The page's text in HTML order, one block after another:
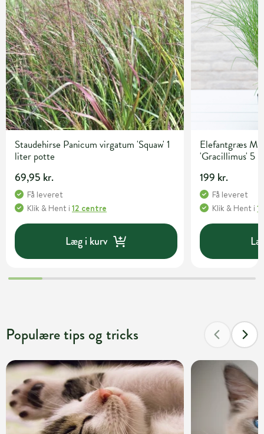
Staudehirse Panicum virgatum 'Squaw' 1
liter potte
69,95 kr.
Få leveret
Klik & Hent i 12 centre
Læg i kurv
Elefantgræs
'Gracillimus' 5
199 kr.
Få leveret
Klik & Hent i
Populære tips og tricks